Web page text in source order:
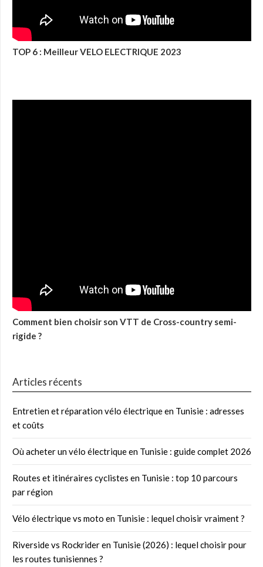
TOP 6 : Meilleur VELO ELECTRIQUE 2023
Comment bien choisir son VTT de Cross-country semi-
rigide ?
Articles récents
Entretien et réparation vélo électrique en Tunisie : adresses
et coûts
Où acheter un vélo électrique en Tunisie : guide complet 2026
Routes et itinéraires cyclistes en Tunisie : top 10 parcours
par région
Vélo électrique vs moto en Tunisie : lequel choisir vraiment ?
Riverside vs Rockrider en Tunisie (2026) : lequel choisir pour
les routes tunisiennes ?